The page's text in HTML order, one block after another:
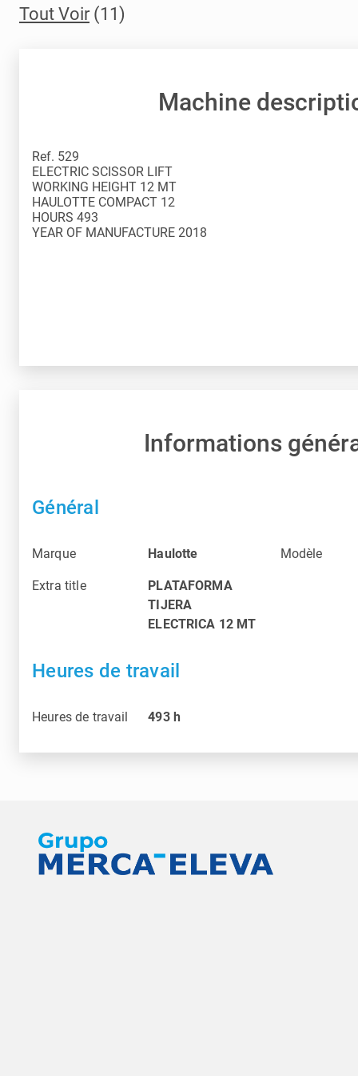
Tout Voir (11)
Machine
Ref. 529
ELECTRIC SCISSOR LIFT
WORKING HEIGHT 12 MT
HAULOTTE COMPACT 12
HOURS 493
YEAR OF MANUFACTURE 2018
Informations
Général
Marque Haulotte Modèle
Extra title
PLATAFORMA
TIJERA
ELECTRICA 12 MT
Heures de travail
Heures de travail 493 h